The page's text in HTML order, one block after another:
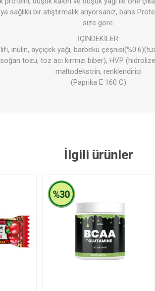
Temizlik Ürünleri
Minik Veganlar
Şeker Yerine
Çorbalar
sağlıklı bir atıştırmalık arıyorsanız, bahs
size göre.
İÇİNDEKİLER:
lifi, inülin, ayçiçek yağı, barbekü
tozu, toz acı kırmızı biber), HVP
maltodekstrin, renklendirici
(Paprika E 160 C)
İlgili ürünler